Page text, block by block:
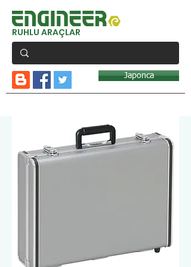
RUHLU ARAÇLAR
Japonca